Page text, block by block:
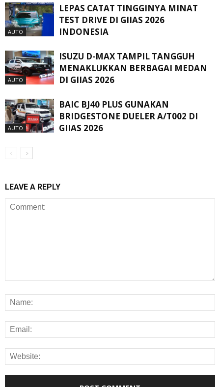
AUTO
LEPAS CATAT TINGGINYA MINAT
TEST DRIVE DI GIIAS 2026
INDONESIA
AUTO
ISUZU D-MAX TAMPIL TANGGUH
MENAKLUKKAN BERBAGAI MEDAN
DI GIIAS 2026
AUTO
BAIC BJ40 PLUS GUNAKAN
BRIDGESTONE DUELER A/T002 DI
GIIAS 2026
LEAVE A REPLY